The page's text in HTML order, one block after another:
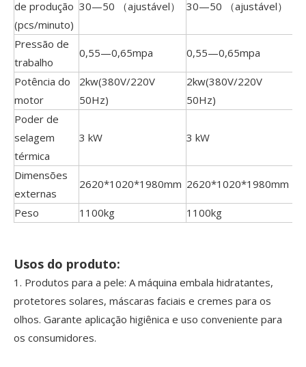
de produção
(pcs/minuto)
30—50 （ajustável） 30—50 （ajustável）
Pressão de
trabalho
0,55—0,65mpa 0,55—0,65mpa
Potência do
motor
2kw(380V/220V
50Hz)
2kw(380V/220V
50Hz)
Poder de
selagem
térmica
3 kW 3 kW
Dimensões
externas
2620*1020*1980mm 2620*1020*1980mm
Peso 1100kg 1100kg
Usos do produto:
1. Produtos para a pele: A máquina embala hidratantes,
protetores solares, máscaras faciais e cremes para os
olhos. Garante aplicação higiênica e uso conveniente para
os consumidores.